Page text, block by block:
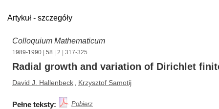
Artykuł - szczegóły
Colloquium Mathematicum
1989-1990 58 2 | 317-325
Radial growth and variation of Dirichlet
David J. Hallenbeck Krzysztof Samotij
Pełne teksty: Pobierz